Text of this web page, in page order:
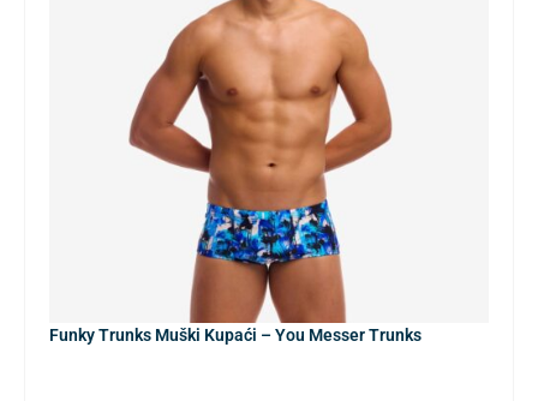
Funky Trunks Muški Kupaći – You Messer Trunks